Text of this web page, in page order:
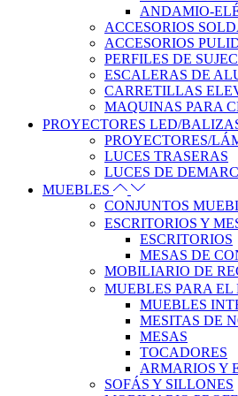
ANDAMIO-
ACCESORIOS
ACCESORIOS
PERFILES DE
ESCALERAS DE
CARRETILLAS
MAQUINAS PARA
PROYECTORES LED/
PROYECTORES/
LUCES TRASERAS
LUCES DE
MUEBLES
CONJUNTOS
ESCRITORIOS Y
ESCRITORIOS
MESAS DE
MOBILIARIO DE
MUEBLES PARA EL
MUEBLES
MESITAS DE
MESAS
TOCADORES
ARMARIOS Y
SOFÁS Y SILLONES